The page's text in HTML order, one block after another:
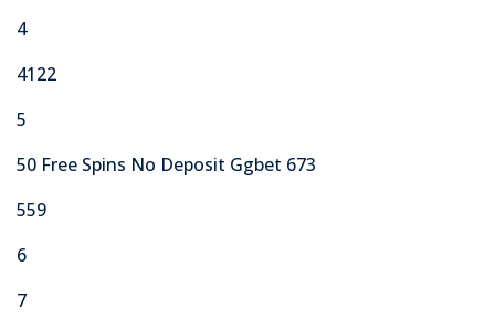
4
4122
5
50 Free Spins No Deposit Ggbet 673
559
6
7